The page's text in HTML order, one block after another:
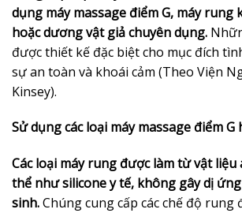
dụng máy massage điểm G, máy rung
hoặc dương vật giả chuyên dụng.
được thiết kế đặc biệt cho mục đích
sự an toàn và khoái cảm (Theo Viện
Kinsey).
Sử dụng các loại máy massage điểm
Các loại máy rung được làm từ vật liệu
thể như silicone y tế, không gây dị
sinh.Chúng cung cấp các chế độ